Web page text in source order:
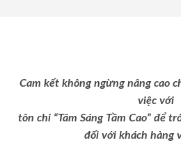
Cam kết không ngừng nâng cao
việc với
tôn chỉ “Tâm Sáng Tầm Cao” để
đối với khách hàng